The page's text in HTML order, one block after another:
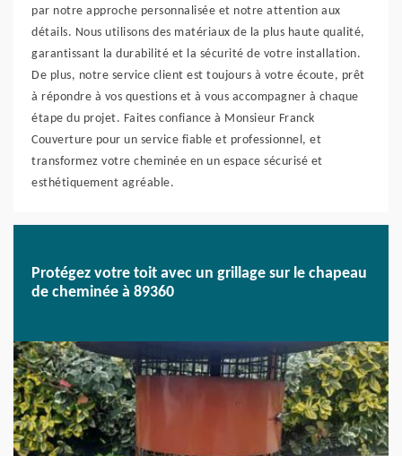
par notre approche personnalisée et notre attention aux
détails. Nous utilisons des matériaux de la plus haute qualité,
garantissant la durabilité et la sécurité de votre installation.
De plus, notre service client est toujours à votre écoute, prêt
à répondre à vos questions et à vous accompagner à chaque
étape du projet. Faites confiance à Monsieur Franck
Couverture pour un service fiable et professionnel, et
transformez votre cheminée en un espace sécurisé et
esthétiquement agréable.
Protégez votre toit avec un grillage sur le chapeau
de cheminée à 89360